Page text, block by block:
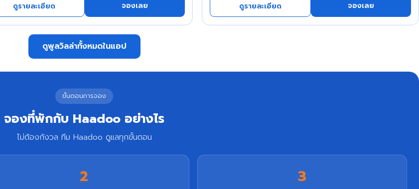
ดูรายละเอียด จองเลย ดูรายละเอียด จองเลย
ดูพูลวิลล่าทั้งหมดในแอป
ขั้นตอนการจอง
จองที่พักกับ Haadoo อย่างไร
ไม่ต้องกังวล ทีม Haadoo ดูแลทุกขั้นตอน
2 3